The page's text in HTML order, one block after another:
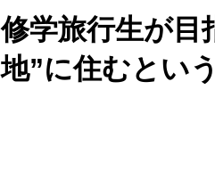
修学旅行生が
地”に住むとい